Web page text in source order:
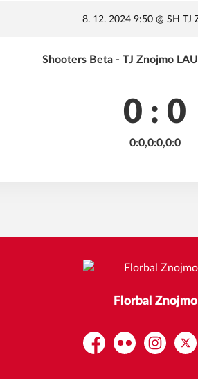
8. 12. 2024 9:50 @ SH TJ
Shooters Beta - TJ Znojmo
0 : 0
0:0,0:0,0:0
Florbal Znojmo
FacebookFlickr Instagram